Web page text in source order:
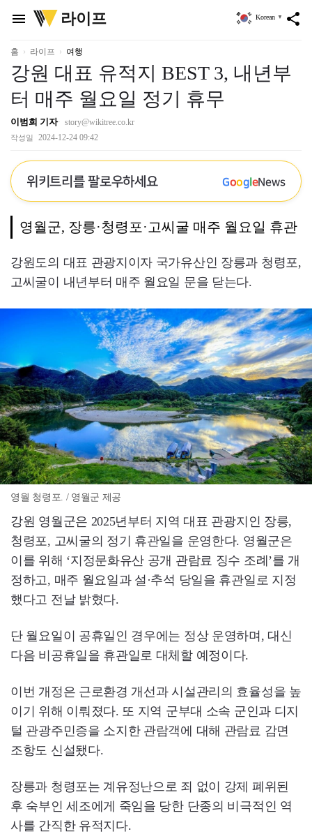
menu
위
키
리
라이프 share
Korean ▼
홈 라이프 여행
강원 대표 유적지 BEST 3, 내년부
터 매주 월요일 정기 휴무
이범희 기자 story@wikitree.co.kr
작성일 2024-12-24 09:42
위키트리를 팔로우하세요 GoogleNews
영월군, 장릉·청령포·고씨굴 매주 월요일 휴관
강원도의 대표 관광지이자 국가유산인 장릉과 청령포,
고씨굴이 내년부터 매주 월요일 문을 닫는다.
영월 청령포. / 영월군 제공
강원 영월군은 2025년부터 지역 대표 관광지인 장릉,
청령포, 고씨굴의 정기 휴관일을 운영한다. 영월군은
이를 위해 ‘지정문화유산 공개 관람료 징수 조례’를 개
정하고, 매주 월요일과 설·추석 당일을 휴관일로 지정
했다고 전날 밝혔다.
단 월요일이 공휴일인 경우에는 정상 운영하며, 대신
다음 비공휴일을 휴관일로 대체할 예정이다.
이번 개정은 근로환경 개선과 시설관리의 효율성을 높
이기 위해 이뤄졌다. 또 지역 군부대 소속 군인과 디지
털 관광주민증을 소지한 관람객에 대해 관람료 감면
조항도 신설됐다.
장릉과 청령포는 계유정난으로 죄 없이 강제 폐위된
후 숙부인 세조에게 죽임을 당한 단종의 비극적인 역
사를 간직한 유적지다.